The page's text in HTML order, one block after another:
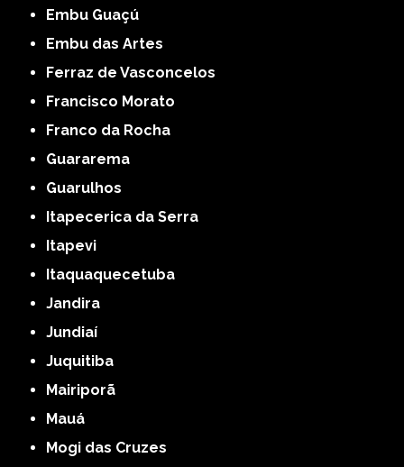
Embu Guaçú
Embu das Artes
Ferraz de Vasconcelos
Francisco Morato
Franco da Rocha
Guararema
Guarulhos
Itapecerica da Serra
Itapevi
Itaquaquecetuba
Jandira
Jundiaí
Juquitiba
Mairiporã
Mauá
Mogi das Cruzes